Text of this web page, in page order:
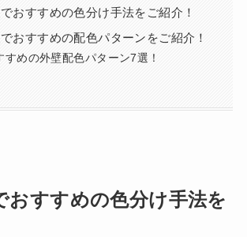
おすすめの色分け手法をご紹介！
おすすめの配色パターンをご紹介！
すめの外壁配色パターン7選！
おすすめの色分け手法を